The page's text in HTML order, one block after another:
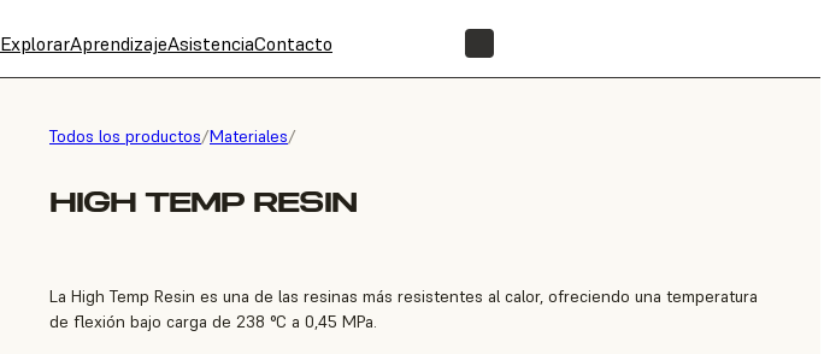
ExplorarAprendizajeAsistenciaContacto
Todos los productos/Materiales/
HIGH TEMP RESIN
La High Temp Resin es una de las resinas más resistentes al calor, ofreciendo una temperatura
de flexión bajo carga de 238 °C a 0,45 MPa.